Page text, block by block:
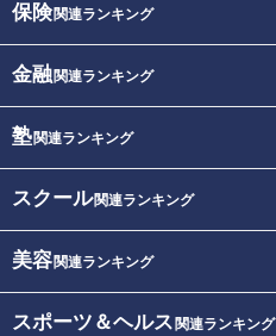
保険関連ランキング
金融関連ランキング
塾関連ランキング
スクール関連ランキング
美容関連ランキング
スポーツ＆ヘルス 関連ランキング